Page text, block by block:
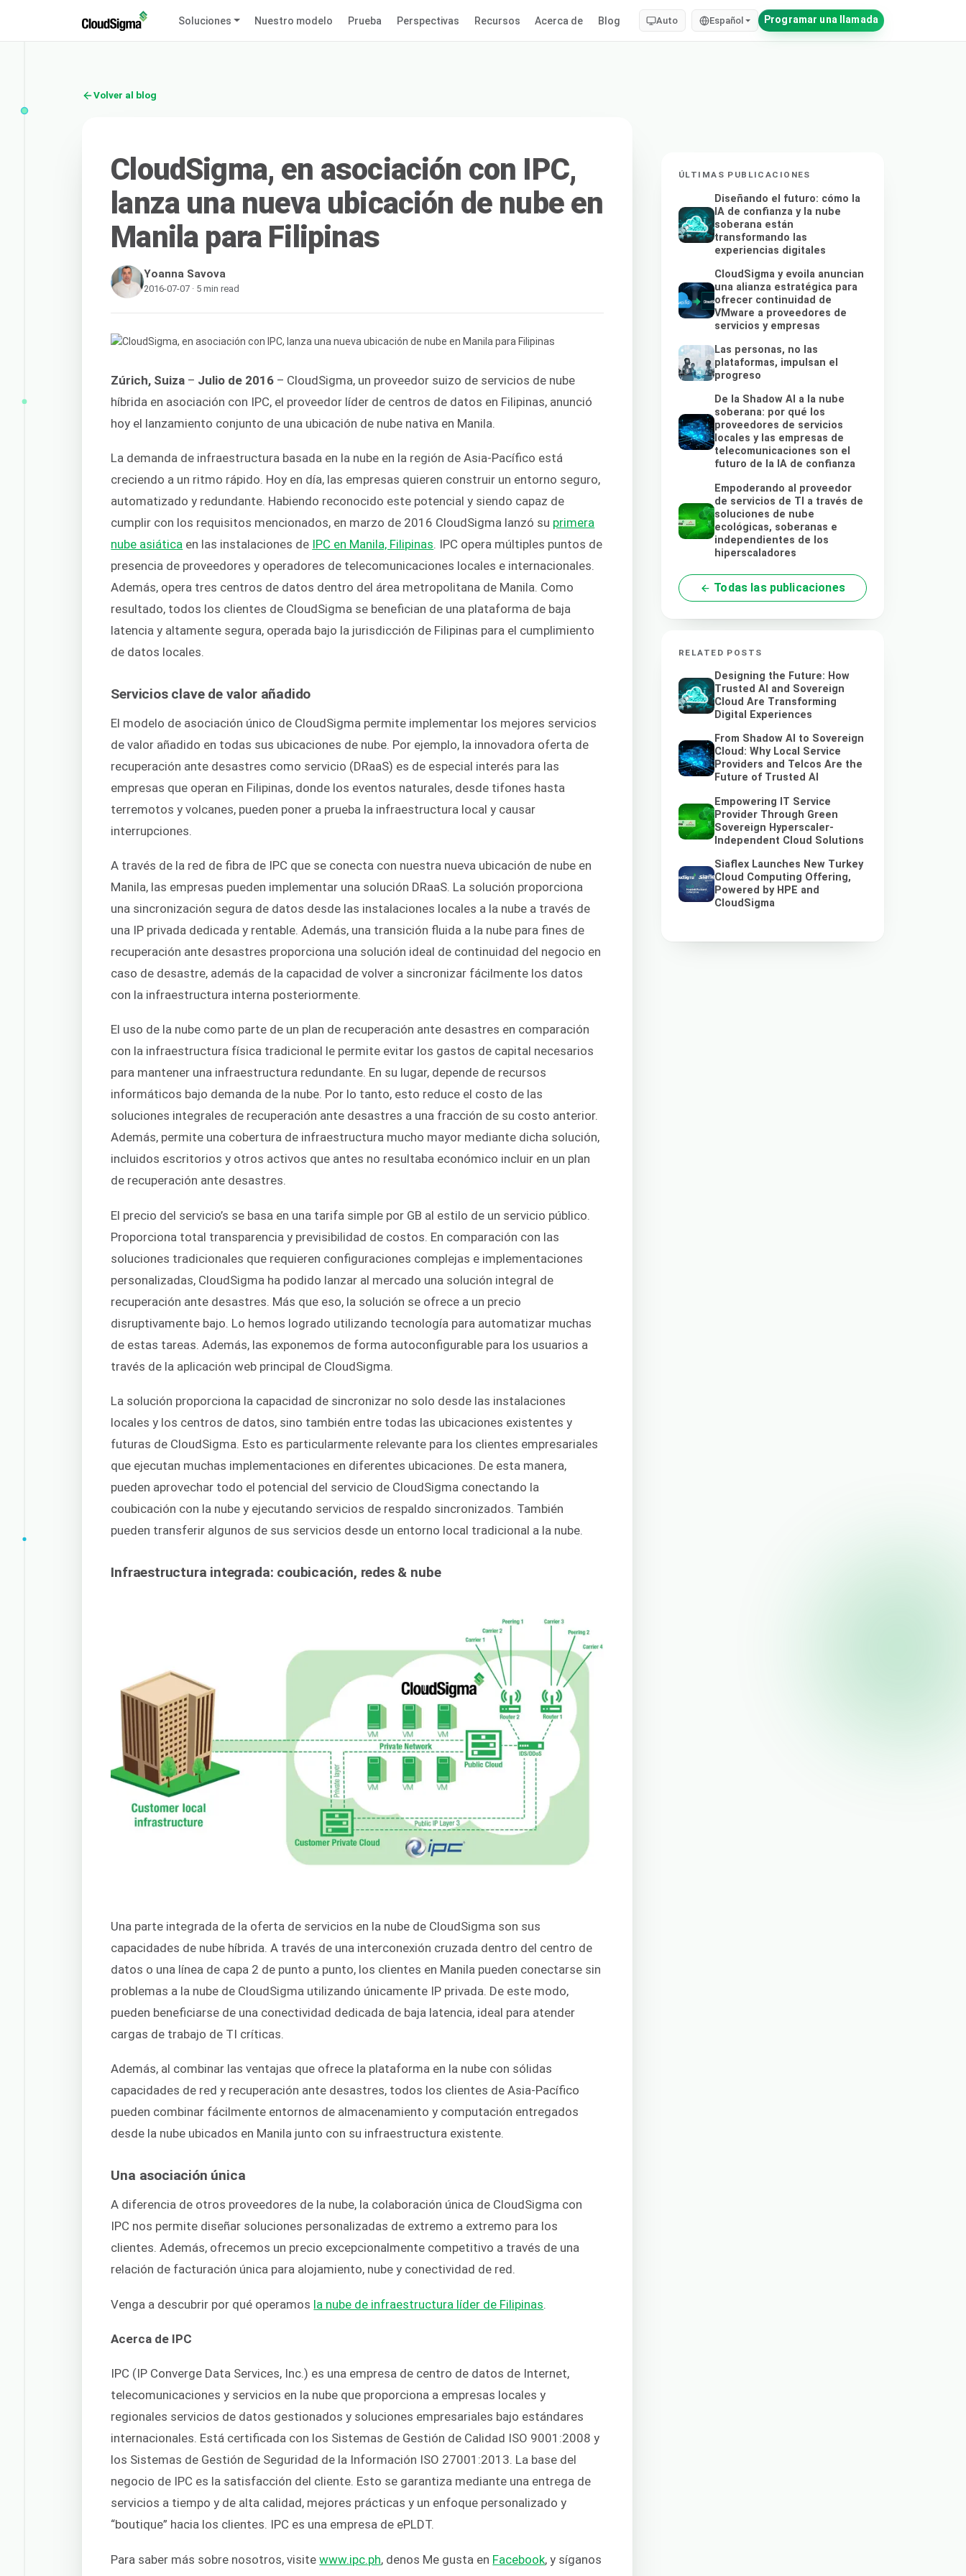
Soluciones Nuestro modelo Prueba Perspectivas Recursos Acerca de Blog Auto Español Programar una llamada
Volver al blog
CloudSigma, en asociación con IPC,
lanza una nueva ubicación de nube en
Manila para Filipinas
Yoanna Savova
2016-07-07 · 5 min read
Zúrich, Suiza – Julio de 2016 – CloudSigma, un proveedor suizo de servicios de nube
híbrida en asociación con IPC, el proveedor líder de centros de datos en Filipinas, anunció
hoy el lanzamiento conjunto de una ubicación de nube nativa en Manila.
La demanda de infraestructura basada en la nube en la región de Asia-Pacífico está
creciendo a un ritmo rápido. Hoy en día, las empresas quieren construir un entorno seguro,
automatizado y redundante. Habiendo reconocido este potencial y siendo capaz de
cumplir con los requisitos mencionados, en marzo de 2016 CloudSigma lanzó su primera
nube asiática en las instalaciones de IPC en Manila, Filipinas . IPC opera múltiples puntos de
presencia de proveedores y operadores de telecomunicaciones locales e internacionales.
Además, opera tres centros de datos dentro del área metropolitana de Manila. Como
resultado, todos los clientes de CloudSigma se benefician de una plataforma de baja
latencia y altamente segura, operada bajo la jurisdicción de Filipinas para el cumplimiento
de datos locales.
Servicios clave de valor añadido
El modelo de asociación único de CloudSigma permite implementar los mejores servicios
de valor añadido en todas sus ubicaciones de nube. Por ejemplo, la innovadora oferta de
recuperación ante desastres como servicio (DRaaS) es de especial interés para las
empresas que operan en Filipinas, donde los eventos naturales, desde tifones hasta
terremotos y volcanes, pueden poner a prueba la infraestructura local y causar
interrupciones.
A través de la red de fibra de IPC que se conecta con nuestra nueva ubicación de nube en
Manila, las empresas pueden implementar una solución DRaaS. La solución proporciona
una sincronización segura de datos desde las instalaciones locales a la nube a través de
una IP privada dedicada y rentable. Además, una transición fluida a la nube para fines de
recuperación ante desastres proporciona una solución ideal de continuidad del negocio en
caso de desastre, además de la capacidad de volver a sincronizar fácilmente los datos
con la infraestructura interna posteriormente.
El uso de la nube como parte de un plan de recuperación ante desastres en comparación
con la infraestructura física tradicional le permite evitar los gastos de capital necesarios
para mantener una infraestructura redundante. En su lugar, depende de recursos
informáticos bajo demanda de la nube. Por lo tanto, esto reduce el costo de las
soluciones integrales de recuperación ante desastres a una fracción de su costo anterior.
Además, permite una cobertura de infraestructura mucho mayor mediante dicha solución,
incluidos escritorios y otros activos que antes no resultaba económico incluir en un plan
de recuperación ante desastres.
El precio del servicio’s se basa en una tarifa simple por GB al estilo de un servicio público.
Proporciona total transparencia y previsibilidad de costos. En comparación con las
soluciones tradicionales que requieren configuraciones complejas e implementaciones
personalizadas, CloudSigma ha podido lanzar al mercado una solución integral de
recuperación ante desastres. Más que eso, la solución se ofrece a un precio
disruptivamente bajo. Lo hemos logrado utilizando tecnología para automatizar muchas
de estas tareas. Además, las exponemos de forma autoconfigurable para los usuarios a
través de la aplicación web principal de CloudSigma.
La solución proporciona la capacidad de sincronizar no solo desde las instalaciones
locales y los centros de datos, sino también entre todas las ubicaciones existentes y
futuras de CloudSigma. Esto es particularmente relevante para los clientes empresariales
que ejecutan muchas implementaciones en diferentes ubicaciones. De esta manera,
pueden aprovechar todo el potencial del servicio de CloudSigma conectando la
coubicación con la nube y ejecutando servicios de respaldo sincronizados. También
pueden transferir algunos de sus servicios desde un entorno local tradicional a la nube.
Infraestructura integrada: coubicación, redes & nube
Una parte integrada de la oferta de servicios en la nube de CloudSigma son sus
capacidades de nube híbrida. A través de una interconexión cruzada dentro del centro de
datos o una línea de capa 2 de punto a punto, los clientes en Manila pueden conectarse sin
problemas a la nube de CloudSigma utilizando únicamente IP privada. De este modo,
pueden beneficiarse de una conectividad dedicada de baja latencia, ideal para atender
cargas de trabajo de TI críticas.
Además, al combinar las ventajas que ofrece la plataforma en la nube con sólidas
capacidades de red y recuperación ante desastres, todos los clientes de Asia-Pacífico
pueden combinar fácilmente entornos de almacenamiento y computación entregados
desde la nube ubicados en Manila junto con su infraestructura existente.
Una asociación única
A diferencia de otros proveedores de la nube, la colaboración única de CloudSigma con
IPC nos permite diseñar soluciones personalizadas de extremo a extremo para los
clientes. Además, ofrecemos un precio excepcionalmente competitivo a través de una
relación de facturación única para alojamiento, nube y conectividad de red.
Venga a descubrir por qué operamos la nube de infraestructura líder de Filipinas
Acerca de IPC
IPC (IP Converge Data Services, Inc.) es una empresa de centro de datos de Internet,
telecomunicaciones y servicios en la nube que proporciona a empresas locales y
regionales servicios de datos gestionados y soluciones empresariales bajo estándares
internacionales. Está certificada con los Sistemas de Gestión de Calidad ISO 9001:2008 y
los Sistemas de Gestión de Seguridad de la Información ISO 27001:2013. La base del
negocio de IPC es la satisfacción del cliente. Esto se garantiza mediante una entrega de
servicios a tiempo y de alta calidad, mejores prácticas y un enfoque personalizado y
“boutique” hacia los clientes. IPC es una empresa de ePLDT.
Para saber más sobre nosotros, visitewww.ipc.ph, denos Me gusta en Facebook, y síganos
ÚLTIMAS PUBLICACIONES
Diseñando el futuro: cómo la
IA de confianza y la nube
soberana están
transformando las
experiencias digitales
CloudSigma y evoila anuncian
una alianza estratégica para
ofrecer continuidad de
VMware a proveedores de
servicios y empresas
Las personas, no las
plataformas, impulsan el
progreso
De la Shadow AI a la nube
soberana: por qué los
proveedores de servicios
locales y las empresas de
telecomunicaciones son el
futuro de la IA de confianza
Empoderando al proveedor
de servicios de TI a través de
soluciones de nube
ecológicas, soberanas e
independientes de los
hiperscaladores
Todas las publicaciones
RELATED POSTS
Designing the Future: How
Trusted AI and Sovereign
Cloud Are Transforming
Digital Experiences
From Shadow AI to Sovereign
Cloud: Why Local Service
Providers and Telcos Are the
Future of Trusted AI
Empowering IT Service
Provider Through Green
Sovereign Hyperscaler-
Independent Cloud Solutions
Siaflex Launches New Turkey
Cloud Computing Offering,
Powered by HPE and
CloudSigma